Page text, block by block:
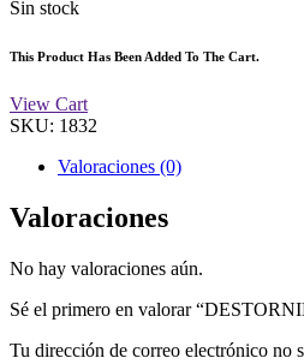
Sin stock
This Product Has Been Added To The Cart.
View Cart
SKU: 1832
Valoraciones (0)
Valoraciones
No hay valoraciones aún.
Sé el primero en valorar
Tu dirección de correo electrónico no